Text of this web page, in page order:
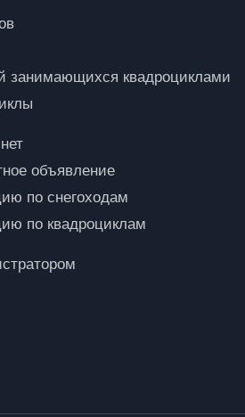
занимающихся квадроциклами
объявление
по снегоходам
по квадроциклам